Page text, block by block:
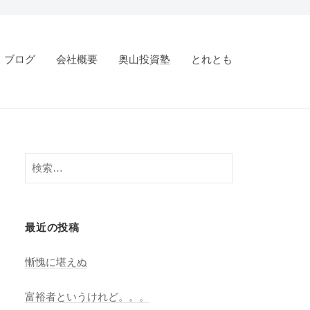
ブログ 会社概要 奥山投資塾 とれとも
検
索
最近の投稿
慚愧に堪えぬ
富裕者というけれど。。。